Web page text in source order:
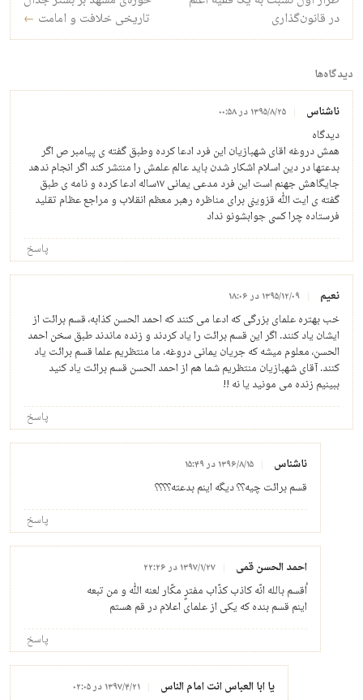
در قانون‌گذاری
تاریخی خلافت و امامت ←
دیدگاه‌ها
ناشناس ۱۳۹۵/۸/۲۵ در ۰۰:۵۸
دیدگاه
همش دروغه اقای شهبازیان این فرد ادعا کرده وطبق گفته ی پیامبر ص اگر
بدعتها در دین اسلام اشکار شدن باید عالم علمش را منتشر کند اگر انجام ندهد
جایگاهش جهنم است این فرد مدعی یمانی ۱۷ساله ادعا کرده و نامه ی طبق
گفته ی ایت الله قزوینی برای مناظره رهبر معظم انقلاب و مراجع عظام تقلید
فرستاده چرا کسی جوابشونو نداد
پاسخ
نعیم ۱۳۹۵/۱۲/۰۹ در ۱۸:۰۶
خب بهتره علمای بزرگی که ادعا می کنند که احمد الحسن کذابه، قسم برائت از
ایشان یاد کنند. اگر این قسم برائت را یاد کردند و زنده ماندند طبق سخن احمد
الحسن، معلوم میشه که جریان یمانی دروغه. ما منتظریم علما قسم برائت یاد
کنند. آقای شهبازیان منتظریم شما هم از احمد الحسن قسم برائت یاد کنید
ببینیم زنده می مونید یا نه !!
پاسخ
ناشناس ۱۳۹۶/۸/۱۵ در ۱۵:۴۹
قسم برائت چیه؟؟ دیگه اینم بدعته؟؟؟؟
پاسخ
احمد الحسن قمی ۱۳۹۷/۱/۲۷ در ۲۲:۲۶
اُقسم بالله انّه کاذب کذّاب مفترٍ مکّار لعنه الله و من تبعه
اینم قسم بنده که یکی از علمای اعلام در قم هستم
پاسخ
یا ابا العباس انت امام الناس ۱۳۹۷/۴/۲۱ در ۰۲:۰۵